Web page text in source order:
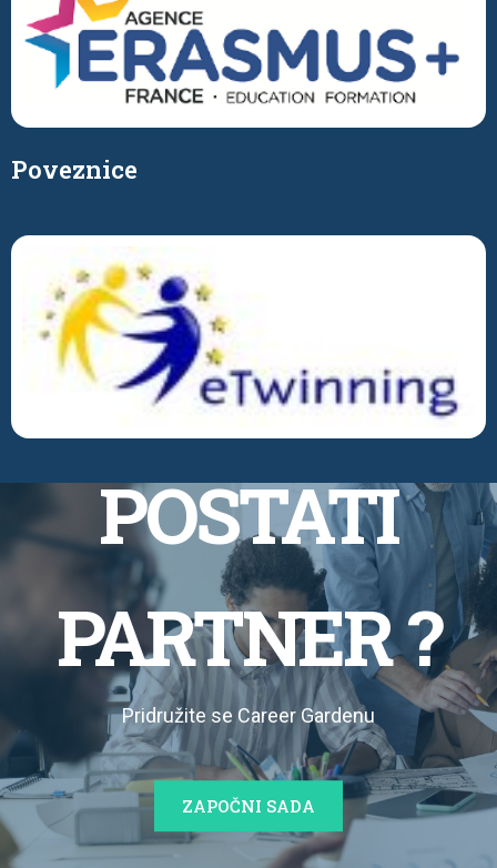
Poveznice
POSTATI
PARTNER ?
Pridružite se Career Gardenu
ZAPOČNI SADA